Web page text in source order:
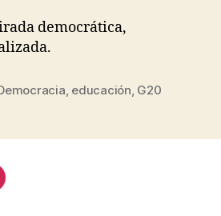
democrática,
, educación, G20